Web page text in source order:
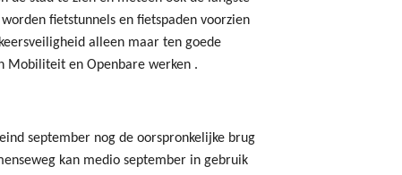
fietstunnels en fietspaden voorzien
alleen maar ten goede
Mobiliteit en Openbare werken .
september nog de oorspronkelijke brug
kan medio september in gebruik